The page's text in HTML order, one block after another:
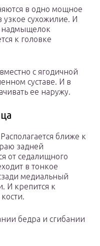
в одно мощное
сухожилие. И
надмыщелок
к головке
с ягодичной
суставе. И в
ее наружу.
ближе к
задней
от седалищного
в тонкое
медиальный
И крепится к
бедра и сгибании